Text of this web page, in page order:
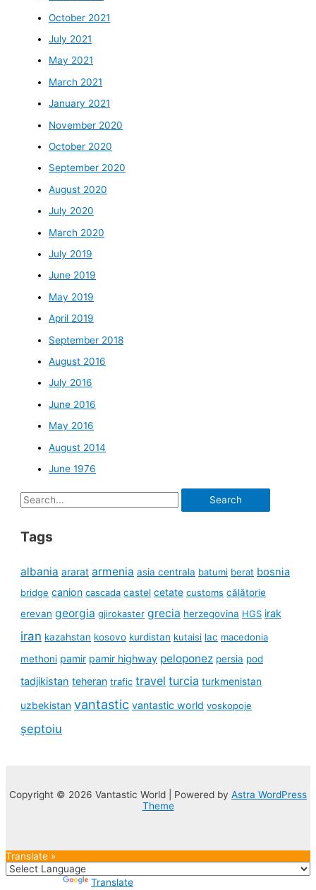
October 2021
July 2021
May 2021
March 2021
January 2021
November 2020
October 2020
September 2020
August 2020
July 2020
March 2020
July 2019
June 2019
May 2019
April 2019
September 2018
August 2016
July 2016
June 2016
May 2016
August 2014
June 1976
Search
Tags
albania ararat armenia asia centrala batumi berat bosnia
bridge canion cascada castel cetate customs călătorie
erevan georgia gjirokaster grecia herzegovina HGS irak
iran kazahstan kosovo kurdistan kutaisi lac macedonia
methoni pamir pamir highway peloponez persia pod
tadjikistan teheran trafic travel turcia turkmenistan
uzbekistan vantastic vantastic world voskopoje
șeptoiu
Copyright © 2026 Vantastic World | Powered by Astra WordPress
Theme
Translate »
Translate